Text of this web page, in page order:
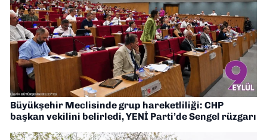
Büyükşehir Meclisinde grup hareketliliği: CHP
başkan vekilini belirledi, YENİ Parti’de Sengel rüzgarı